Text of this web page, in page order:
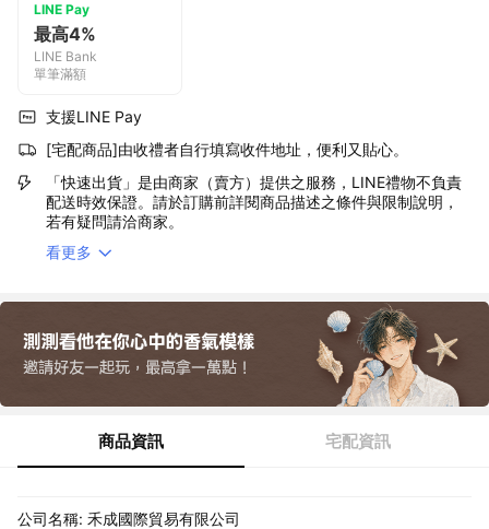
LINE Pay
最高4%
LINE Bank
單筆滿額
支援LINE Pay
[宅配商品]由收禮者自行填寫收件地址，便利又貼心。
「快速出貨」是由商家（賣方）提供之服務，LINE禮物不負責
配送時效保證。請於訂購前詳閱商品描述之條件與限制說明，
若有疑問請洽商家。
看更多
商品資訊 宅配資訊
公司名稱: 禾成國際貿易有限公司